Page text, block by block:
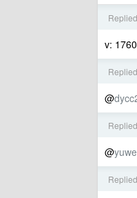
v:
@
@